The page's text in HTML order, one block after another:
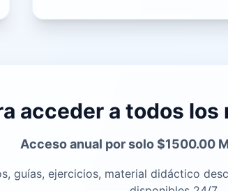
acceder a todos
Acceso anual por solo $1500.00
guías, ejercicios, material didáctico